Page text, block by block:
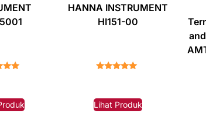
HANNA INSTRUMENT
HI151-00
Lihat Produk